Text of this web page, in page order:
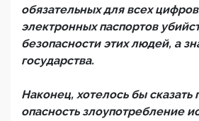
обязательных для всех
электронных паспортов
безопасности этих людей, а
государства.
Наконец, хотелось бы сказать
опасность злоупотребление